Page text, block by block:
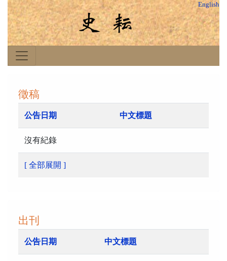
English
徵稿
公告日期 中文標題
沒有紀錄
[ 全部展開 ]
出刊
公告日期 中文標題